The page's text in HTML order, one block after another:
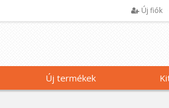
Új fiók
Új termékek